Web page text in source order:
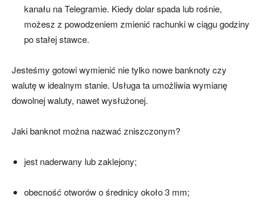
kanału na Telegramie. Kiedy dolar spada lub rośnie,
możesz z powodzeniem zmienić rachunki w ciągu godziny
po stałej stawce.
Jesteśmy gotowi wymienić nie tylko nowe banknoty czy
walutę w idealnym stanie. Usługa ta umożliwia wymianę
dowolnej waluty, nawet wysłużonej.
Jaki banknot można nazwać zniszczonym?
jest naderwany lub zaklejony;
obecność otworów o średnicy około 3 mm;